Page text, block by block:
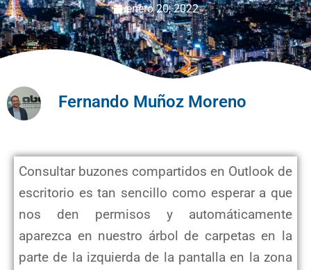
enero 20, 2022
Fernando Muñoz Moreno
Consultar buzones compartidos en Outlook de
escritorio es tan sencillo como esperar a que
nos den permisos y automáticamente
aparezca en nuestro árbol de carpetas en la
parte de la izquierda de la pantalla en la zona